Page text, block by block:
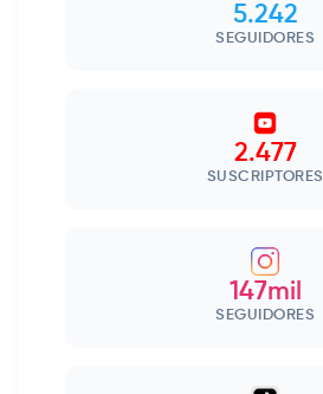
5.242
SEGUIDORES
2.477
SUSCRIPTORES
147mil
SEGUIDORES